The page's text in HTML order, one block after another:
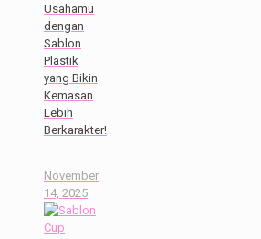
Usahamu
dengan
Sablon
Plastik
yang Bikin
Kemasan
Lebih
Berkarakter!
November
14, 2025